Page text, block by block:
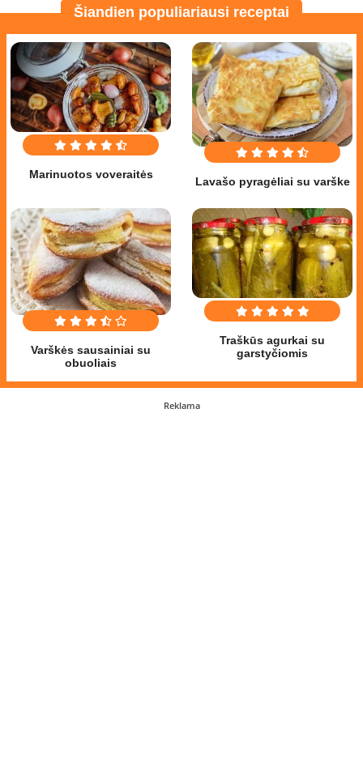
Šiandien populiariausi receptai
Marinuotos voveraitės
Lavašo pyragėliai su varške
Varškės sausainiai su
obuoliais
Traškūs agurkai su
garstyčiomis
Reklama